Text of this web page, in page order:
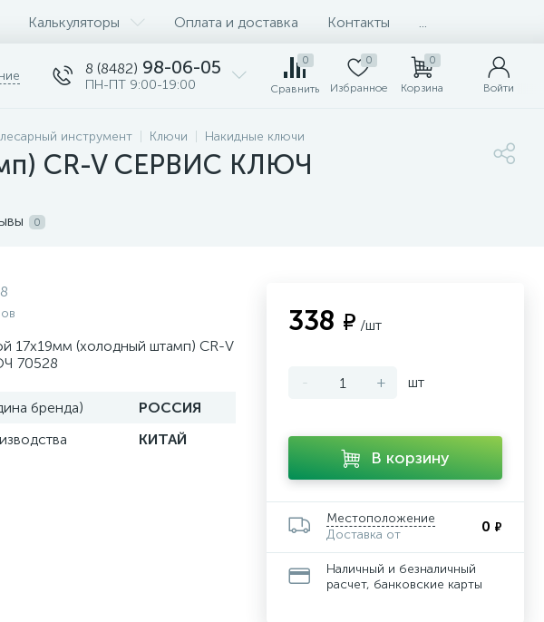
Калькуляторы Оплата и доставка Контакты
8 (8482) 98-06-05
ПН-ПТ 9:00-19:00
0
Сравнить
0
Избранное
0
Корзина Войти
инструмент Ключи Накидные ключи
CR-V СЕРВИС КЛЮЧ
0
17х19мм (холодный штамп) CR-V
70528
бренда)
РОССИЯ
КИТАЙ
338 ₽ /шт
- + шт
В корзину
Местоположение
Доставка от
0 ₽
Наличный и безналичный
расчет, банковские карты